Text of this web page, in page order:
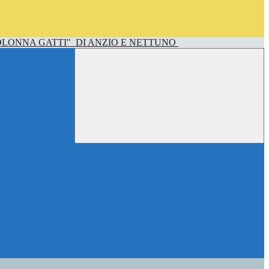
GATTI" DI ANZIO E NETTUNO